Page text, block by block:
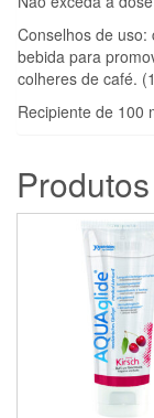
Conselhos de
bebida para
colheres de café.
Recipiente de 100